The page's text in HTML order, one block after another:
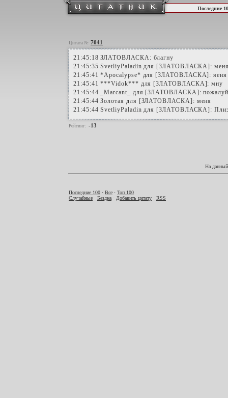
Последние
Цитата № 7041
21:45:18 ЗЛАТОВЛАСКА: благну
21:45:35 SvetliyPaladin для [ЗЛАТОВЛАСКА]:
21:45:41 *Apocalypse* для [ЗЛАТОВЛАСКА]: яеня
21:45:41 ***Vidok*** для [ЗЛАТОВЛАСКА]: мну
21:45:44 _Marcant_ для [ЗЛАТОВЛАСКА]:
21:45:44 Золотая для [ЗЛАТОВЛАСКА]: меня
21:45:44 SvetliyPaladin для [ЗЛАТОВЛАСКА]:
Рейтинг: -13
На
Последние 100 · Все · Топ 100
Случайные · Бездна · Добавить цитату · RSS